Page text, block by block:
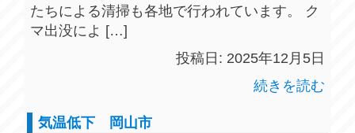
たちによる清掃も各地で行われています。 ク
マ出没によ […]
投稿日: 2025年12月5日
続きを読む
気温低下 岡山市